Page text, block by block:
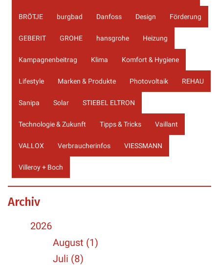
BRÖTJE burgbad Danfoss Design Förderung
GEBERIT GROHE hansgrohe Heizung
Kampagnenbeitrag Klima Komfort & Hygiene
Lifestyle Marken & Produkte Photovoltaik REHAU
Sanipa Solar STIEBEL ELTRON
Technologie & Zukunft Tipps & Tricks Vaillant
VALLOX Verbraucherinfos VIESSMANN
Villeroy + Boch
Archiv
2026
August (1)
Juli (8)